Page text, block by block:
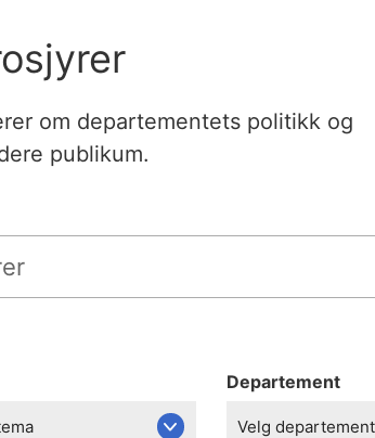
om departementets politikk og
publikum.
Departement
Velg departement